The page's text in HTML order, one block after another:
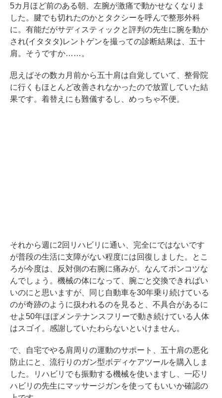
5カ月ほど前のある朝、左腕が激痛で動かせなくなりま
した。腱でも切れたのかとタクシーを呼んで整形外科
に。有能だがサディスティックと評判の先生に腕を動か
され(イタタタ)レントゲンを撮っての診断結果は、五十
肩。そうですか……。
思えばその数カ月前から五十肩は自覚していて、整骨院
に行くもほとんど改善されなかったので放置していた結
果です。着替えにも難儀するし、めっちゃ不便。
それから週に2回リハビリに通い、完全にではないです
が普段の生活に支障がない程度には回復しました。とこ
ろが今度は、反対側の右腕に痛みが。なんてポンコツな
んでしょう。機械の体になって、腕ごと交換できればい
いのにと思いますが、同じ自動車を30年乗り続けている
のが奇跡のように扱われるのを見ると、不具合があるに
せよ50年ほぼメンテナンスフリーで動き続けている人体
はスゴイ。感謝していたわらないといけません。
で、自宅でやる肩周りの運動のサポート、五十肩の悪化
防止にと、流行りのガン型ボディケアツールを購入しま
した。リハビリでも振動する機械を使いますし、一応リ
ハビリの先生にマッサージガンを使ってもいいか確認の